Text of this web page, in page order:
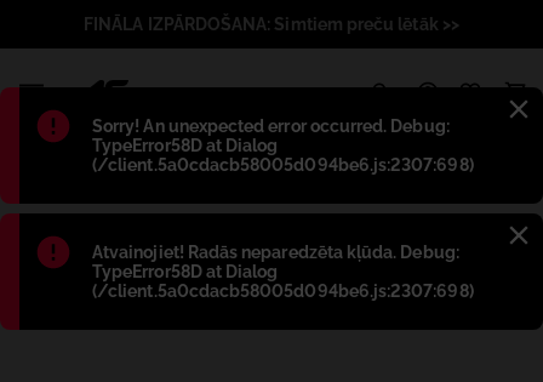
Błąd:
Sorry! An unexpected error occurred. Debug:
TypeError58D at Dialog
(/client.5a0cdacb58005d094be6.js:2307:698)
Błąd:
Atvainojiet! Radās neparedzēta kļūda. Debug:
TypeError58D at Dialog
(/client.5a0cdacb58005d094be6.js:2307:698)
FINĀLA IZPĀRDOŠANA: Simtiem preču lētāk >>